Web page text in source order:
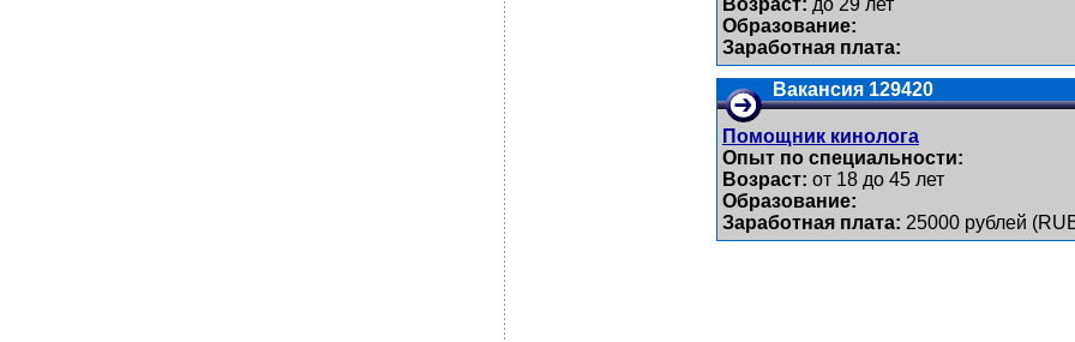
Возраст: до 29 лет
Образование:
Заработная плата:
Вакансия 129420
Помощник кинолога
Опыт по специальности:
Возраст: от 18 до 45 лет
Образование:
Заработная плата: 25000 рублей